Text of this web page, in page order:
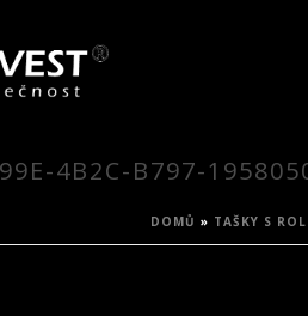
4B2C-B797-
DOMŮ » TAŠKY S